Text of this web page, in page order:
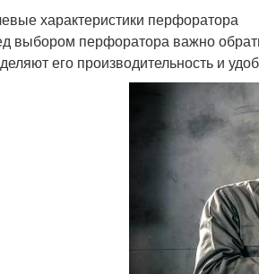
характеристики перфоратора
выбором перфоратора важно
его производительность и